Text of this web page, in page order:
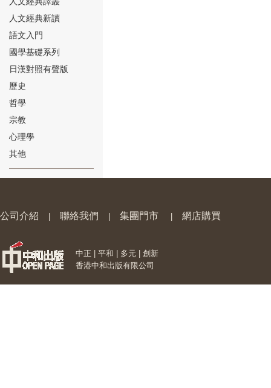
⑱
⑳
人文經典新讀
語文入門
國學基礎系列
日漢對照有聲版
歷史
哲學
宗教
心理學
其他
公司介紹 聯絡我們 集團門市 網店購買
中正 | 平和 | 多元 | 創新
香港中和出版有限公司